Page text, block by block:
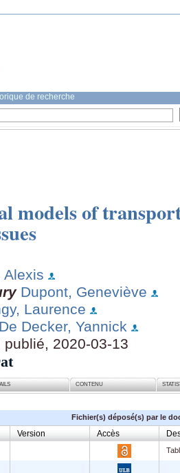
de recherche
models of
Alexis
Dupont, Geneviève
Laurence
De Decker, Yannick
publié, 2020-03-13
CONTENU
Fichier(s) déposé(s) par le
Version Accès